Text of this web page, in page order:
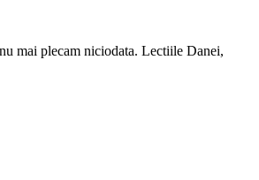
mai plecam niciodata. Lectiile Danei,